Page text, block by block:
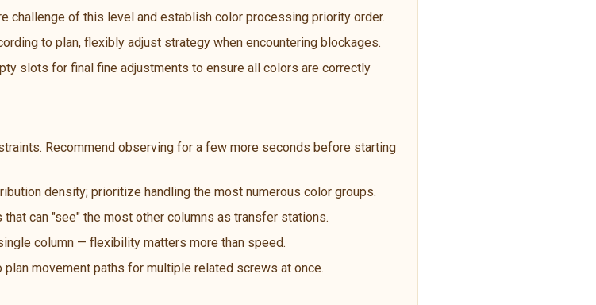
challenge of this level and establish color processing priority order.
to plan, flexibly adjust strategy when encountering blockages.
slots for final fine adjustments to ensure all colors are correctly
Recommend observing for a few more seconds before starting
density; prioritize handling the most numerous color groups.
can "see" the most other columns as transfer stations.
column — flexibility matters more than speed.
plan movement paths for multiple related screws at once.